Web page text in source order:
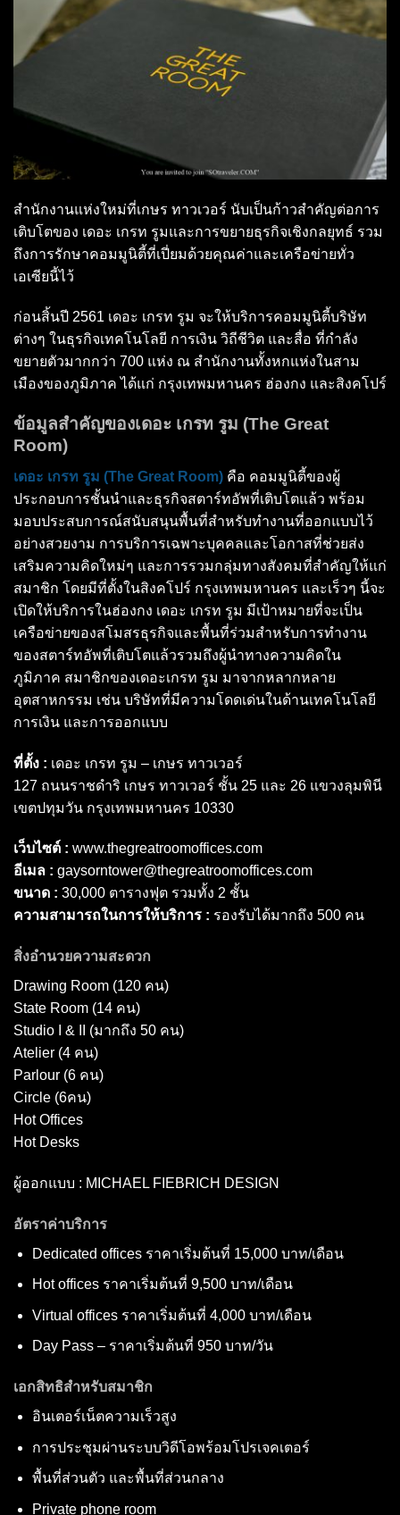
สำนักงานแห่งใหม่ที่เกษร ทาวเวอร์ นับเป็นก้าวสำคัญต่อการ
เติบโตของ เดอะ เกรท รูมและการขยายธุรกิจเชิงกลยุทธ์ รวม
ถึงการรักษาคอมมูนิตี้ที่เปี่ยมด้วยคุณค่าและเครือข่ายทั่ว
เอเซียนี้ไว้
ก่อนสิ้นปี 2561 เดอะ เกรท รูม จะให้บริการคอมมูนิตี้บริษัท
ต่างๆ ในธุรกิจเทคโนโลยี การเงิน วิถีชีวิต และสื่อ ที่กำลัง
ขยายตัวมากกว่า 700 แห่ง ณ สำนักงานทั้งหกแห่งในสาม
เมืองของภูมิภาค ได้แก่ กรุงเทพมหานคร ฮ่องกง และสิงคโปร์
ข้อมูลสำคัญของเดอะ เกรท รูม (The Great
Room)
เดอะ เกรท รูม (The Great Room) คือ คอมมูนิตี้ของผู้
ประกอบการชั้นนำและธุรกิจสตาร์ทอัพที่เติบโตแล้ว พร้อม
มอบประสบการณ์สนับสนุนพื้นที่สำหรับทำงานที่ออกแบบไว้
อย่างสวยงาม การบริการเฉพาะบุคคลและโอกาสที่ช่วยส่ง
เสริมความคิดใหม่ๆ และการรวมกลุ่มทางสังคมที่สำคัญให้แก่
สมาชิก โดยมีที่ตั้งในสิงคโปร์ กรุงเทพมหานคร และเร็วๆ นี้จะ
เปิดให้บริการในฮ่องกง เดอะ เกรท รูม มีเป้าหมายที่จะเป็น
เครือข่ายของสโมสรธุรกิจและพื้นที่ร่วมสำหรับการทำงาน
ของสตาร์ทอัพที่เติบโตแล้วรวมถึงผู้นำทางความคิดใน
ภูมิภาค สมาชิกของเดอะเกรท รูม มาจากหลากหลาย
อุตสาหกรรม เช่น บริษัทที่มีความโดดเด่นในด้านเทคโนโลยี
การเงิน และการออกแบบ
ที่ตั้ง : เดอะ เกรท รูม – เกษร ทาวเวอร์
127 ถนนราชดำริ เกษร ทาวเวอร์ ชั้น 25 และ 26 แขวงลุมพินี
เขตปทุมวัน กรุงเทพมหานคร 10330
เว็บไซต์ : www.thegreatroomoffices.com
อีเมล : gaysorntower@thegreatroomoffices.com
ขนาด : 30,000 ตารางฟุต รวมทั้ง 2 ชั้น
ความสามารถในการให้บริการ : รองรับได้มากถึง 500 คน
สิ่งอำนวยความสะดวก
Drawing Room (120 คน)
State Room (14 คน)
Studio I & II (มากถึง 50 คน)
Atelier (4 คน)
Parlour (6 คน)
Circle (6คน)
Hot Offices
Hot Desks
ผู้ออกแบบ : MICHAEL FIEBRICH DESIGN
อัตราค่าบริการ
Dedicated offices ราคาเริ่มต้นที่ 15,000 บาท/เดือน
Hot offices ราคาเริ่มต้นที่ 9,500 บาท/เดือน
Virtual offices ราคาเริ่มต้นที่ 4,000 บาท/เดือน
Day Pass – ราคาเริ่มต้นที่ 950 บาท/วัน
เอกสิทธิสำหรับสมาชิก
อินเตอร์เน็ตความเร็วสูง
การประชุมผ่านระบบวิดีโอพร้อมโปรเจคเตอร์
พื้นที่ส่วนตัว และพื้นที่ส่วนกลาง
Private phone room